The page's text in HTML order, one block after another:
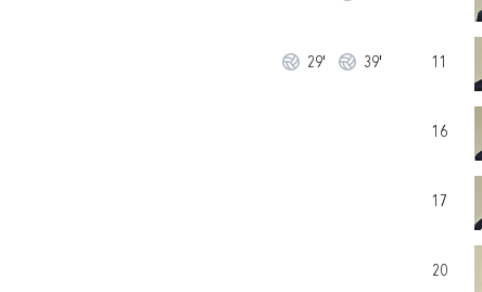
29' 39' 11
16
17
20